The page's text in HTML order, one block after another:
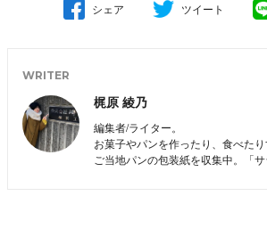
シェア ツイート
WRITER
梶原 綾乃
編集者/ライター。
お菓子やパンを作ったり、食べたり
ご当地パンの包装紙を収集中。「サ